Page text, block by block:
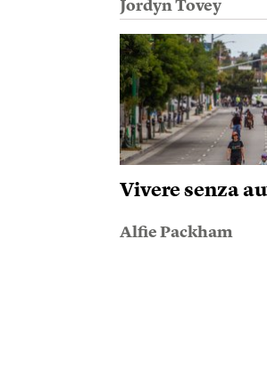
Jordyn Tovey
Vivere senza
Alfie Packham